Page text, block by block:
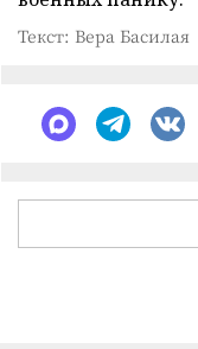
Текст: Вера Басилая